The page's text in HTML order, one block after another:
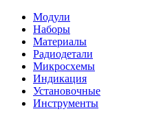
Модули
Наборы
Материалы
Радиодетали
Микросхемы
Индикация
Установочные
Инструменты